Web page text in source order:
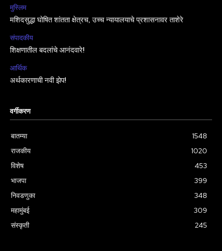
मुस्लिम
मशिदसुद्धा घोषित शांतता क्षेत्रच, उच्च न्यायालयाचे प्रशासनावर ताशेरे
संपादकीय
शिक्षणातील बदलांचे आनंदवारे!
आर्थिक
अर्थकारणाची नवी झेप!
वर्गीकरण
बातम्या
1548
राजकीय
1020
विशेष
453
भाजपा
399
निवडणुका
348
महामुंबई
309
संस्कृती
245